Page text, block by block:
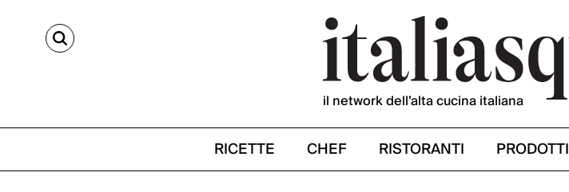
CERCA
il network dell’alta cucina italiana
RICETTE CHEF RISTORANTI PRODOTTI